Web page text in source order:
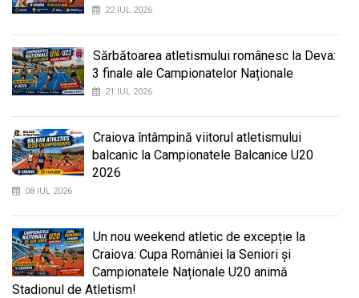
22 IUL 2026
Sărbătoarea atletismului românesc la Deva:
3 finale ale Campionatelor Naționale
21 IUL 2026
Craiova întâmpină viitorul atletismului
balcanic la Campionatele Balcanice U20
2026
08 IUL 2026
Un nou weekend atletic de excepție la
Craiova: Cupa României la Seniori și
Campionatele Naționale U20 animă
Stadionul de Atletism!